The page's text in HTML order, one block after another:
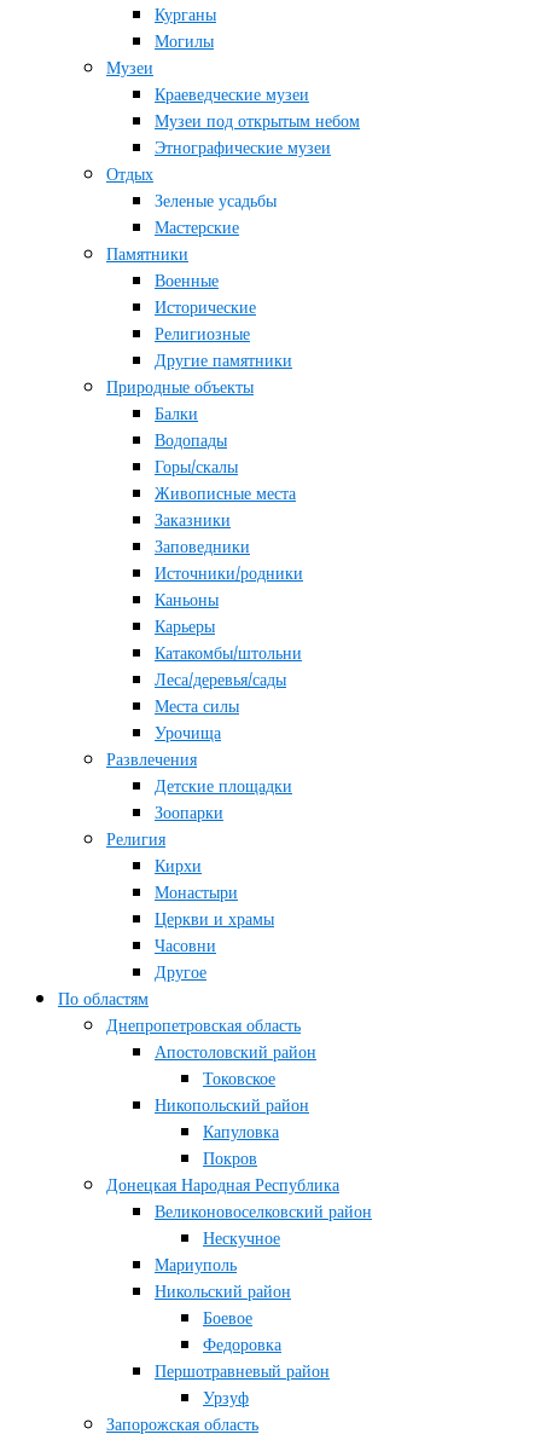
Курганы
Могилы
Музеи
Краеведческие музеи
Музеи под открытым небом
Этнографические музеи
Отдых
Зеленые усадьбы
Мастерские
Памятники
Военные
Исторические
Религиозные
Другие памятники
Природные объекты
Балки
Водопады
Горы/скалы
Живописные места
Заказники
Заповедники
Источники/родники
Каньоны
Карьеры
Катакомбы/штольни
Леса/деревья/сады
Места силы
Урочища
Развлечения
Детские площадки
Зоопарки
Религия
Кирхи
Монастыри
Церкви и храмы
Часовни
Другое
По областям
Днепропетровская область
Апостоловский район
Токовское
Никопольский район
Капуловка
Покров
Донецкая Народная Республика
Великоновоселковский район
Нескучное
Мариуполь
Никольский район
Боевое
Федоровка
Першотравневый район
Урзуф
Запорожская область